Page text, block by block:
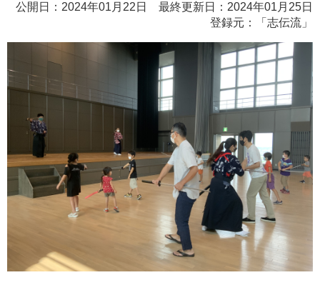
公開日：2024年01月22日 最終更新日：2024年01月25日
登録元：「 志伝流 」